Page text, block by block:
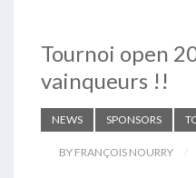
Tournoi open
vainqueurs !!
NEWS SPONSORS
BY FRANÇOIS NOURRY